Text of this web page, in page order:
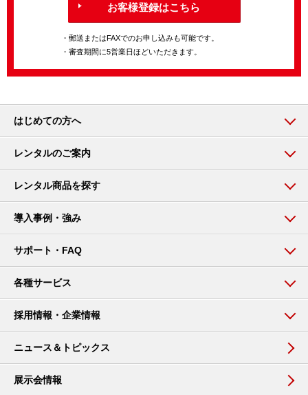
お客様登録はこちら
・郵送またはFAXでのお申し込みも可能です。
・審査期間に5営業日ほどいただきます。
はじめての方へ
レンタルのご案内
レンタル商品を探す
導入事例・強み
サポート・FAQ
各種サービス
採用情報・企業情報
ニュース＆トピックス
展示会情報